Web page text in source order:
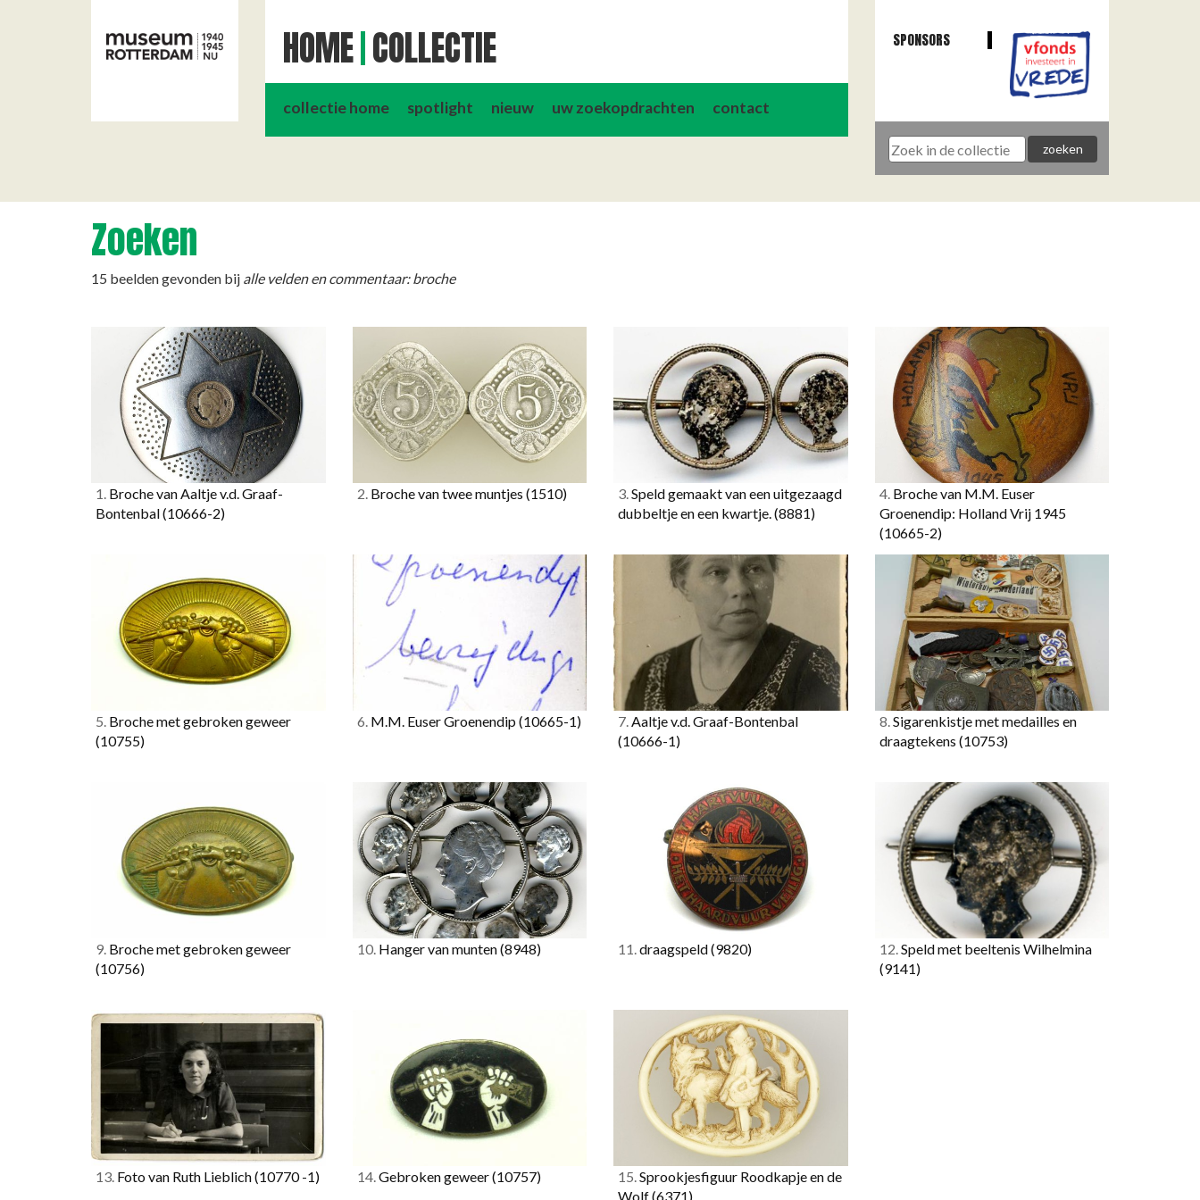
HOME COLLECTIE
collectie home spotlight nieuw uw zoekopdrachten contact
SPONSORS
Zoeken
15 beelden gevonden bij alle velden en commentaar: broche
1. Broche van Aaltje v.d. Graaf-
Bontenbal(10666-2)
2.Broche van twee muntjes (1510) 3.Speld gemaakt van een uitgezaagd
dubbeltje en een kwartje.(8881)
4.Broche van M.M. Euser
Groenendip: Holland Vrij 1945
(10665-2)
5. Broche met gebroken geweer
(10755)
6.M.M. Euser Groenendip (10665-1) 7.Aaltje v.d. Graaf-Bontenbal
(10666-1)
8.Sigarenkistje met medailles en
draagtekens (10753)
9. Broche met gebroken geweer
(10756)
10.Hanger van munten(8948) 11.draagspeld(9820) 12.Speld met beeltenis Wilhelmina
(9141)
13. Foto van Ruth Lieblich(10770 -1) 14.Gebroken geweer(10757) 15.Sprookjesfiguur Roodkapje en de
Wolf(6371)